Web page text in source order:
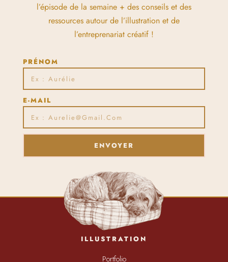
l’épisode de la semaine + des conseils et des
ressources autour de l’illustration et de
l’entreprenariat créatif !
PRÉNOM
E-MAIL
ENVOYER
ILLUSTRATION
Portfolio